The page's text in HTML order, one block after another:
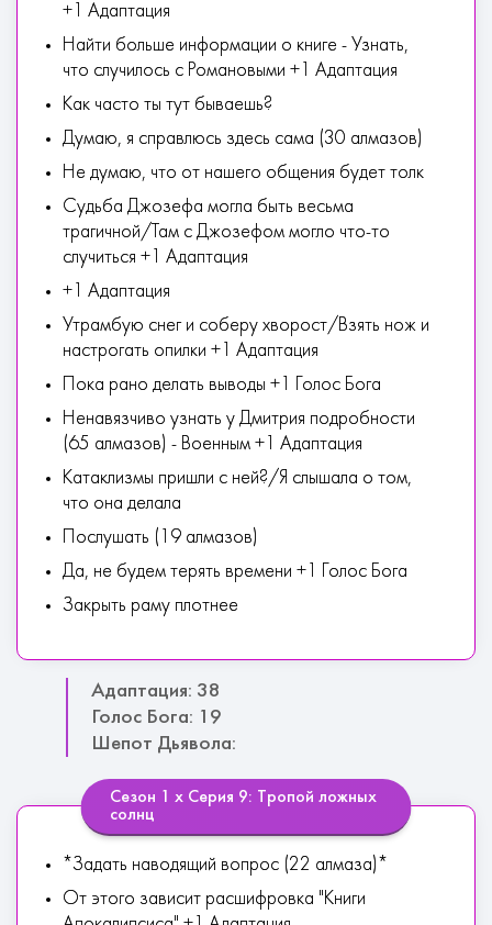
+1 Адаптация
Найти больше информации о книге - Узнать,
что случилось с Романовыми +1 Адаптация
Как часто ты тут бываешь?
Думаю, я справлюсь здесь сама (30 алмазов)
Не думаю, что от нашего общения будет толк
Судьба Джозефа могла быть весьма
трагичной/Там с Джозефом могло что-то
случиться +1 Адаптация
+1 Адаптация
Утрамбую снег и соберу хворост/Взять нож и
настрогать опилки +1 Адаптация
Пока рано делать выводы +1 Голос Бога
Ненавязчиво узнать у Дмитрия подробности
(65 алмазов) - Военным +1 Адаптация
Катаклизмы пришли с ней?/Я слышала о том,
что она делала
Послушать (19 алмазов)
Да, не будем терять времени +1 Голос Бога
Закрыть раму плотнее
Адаптация: 38
Голос Бога: 19
Шепот Дьявола:
Сезон 1 х Серия 9: Тропой ложных
солнц
*Задать наводящий вопрос (22 алмаза)*
От этого зависит расшифровка "Книги